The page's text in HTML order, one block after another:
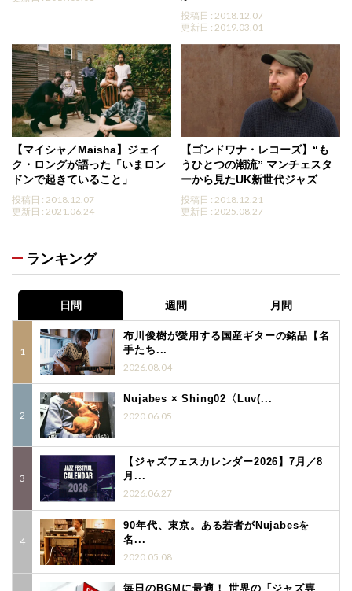
投稿日 : 2018.12.07
更新日 : 2019.03.01
【マイシャ／Maisha】ジェイ
ク・ロングが語った「いまロン
ドンで起きていること」
投稿日 : 2018.12.07
更新日 : 2021.06.24
【ゴンドワナ・レコーズ】“も
うひとつの潮流” マンチェスタ
ーから見たUK新世代ジャズ
投稿日 : 2018.12.21
更新日 : 2025.08.27
ランキング
日間 週間 月間
布川俊樹が愛用する国産ギターの銘品【名
手たち...
2026.08.04
Nujabes × Shing02〈Luv(...
2020.06.05
【ジャズフェスカレンダー2026】7月／8
月...
2026.06.27
90年代、東京。ある若者がNujabesを
名...
2020.05.08
毎日のBGMに最適！ 世界の「ジャズ専